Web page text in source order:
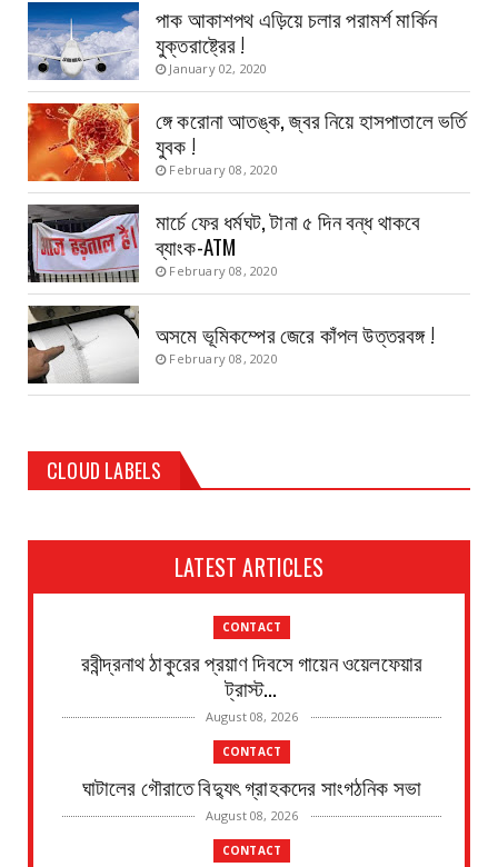
পাক আকাশপথ এড়িয়ে চলার পরামর্শ মার্কিন
যুক্তরাষ্ট্রের !
January 02, 2020
ঙ্গে করোনা আতঙ্ক, জ্বর নিয়ে হাসপাতালে ভর্তি
যুবক !
February 08, 2020
মার্চে ফের ধর্মঘট, টানা ৫ দিন বন্ধ থাকবে
ব্যাংক-ATM
February 08, 2020
অসমে ভূমিকম্পের জেরে কাঁপল উত্তরবঙ্গ !
February 08, 2020
CLOUD LABELS
LATEST ARTICLES
CONTACT
রবীন্দ্রনাথ ঠাকুরের প্রয়াণ দিবসে গায়েন ওয়েলফেয়ার
ট্রাস্ট...
August 08, 2026
CONTACT
ঘাটালের গৌরাতে বিদ্যুৎ গ্রাহকদের সাংগঠনিক সভা
August 08, 2026
CONTACT